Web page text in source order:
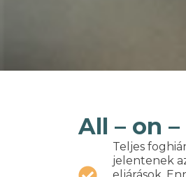
All – on
Teljes
jelentenek